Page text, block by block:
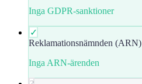
Inga GDPR-sanktioner
✓
Reklamationsnämnden (ARN)
Inga ARN-ärenden